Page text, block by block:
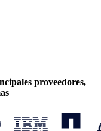
proveedores,